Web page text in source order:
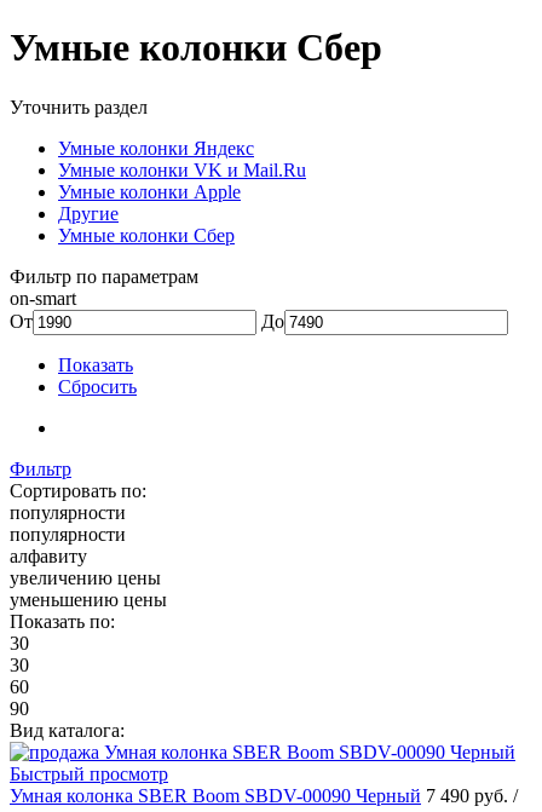
Умные колонки Сбер
Уточнить раздел
Умные колонки Яндекс
Умные колонки VK и Mail.Ru
Умные колонки Apple
Другие
Умные колонки Сбер
Фильтр по параметрам
on-smart
От
До
Показать
Сбросить
Фильтр
Сортировать по:
популярности
популярности
алфавиту
увеличению цены
уменьшению цены
Показать по:
30
30
60
90
Вид каталога:
Быстрый просмотр
Умная колонка SBER Boom SBDV-00090 Черный 7 490 руб. /